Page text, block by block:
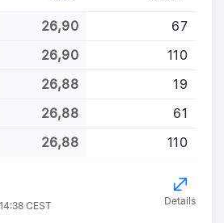
26,90
67
26,90
110
26,88
19
26,88
61
26,88 110
CEST Details